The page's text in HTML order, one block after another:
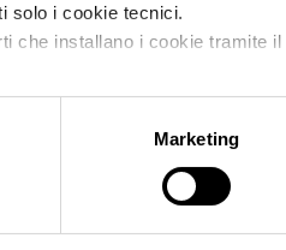
solo i cookie tecnici.
che installano i cookie tramite il
Marketing
Day 2023